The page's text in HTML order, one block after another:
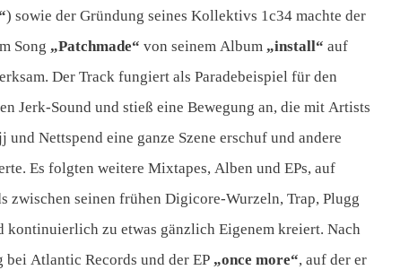
) sowie der Gründung seines Kollektivs 1c34 machte der
Song „Patchmade“ von seinem Album „install“ auf
Der Track fungiert als Paradebeispiel für den
Jerk-Sound und stieß eine Bewegung an, die mit Artists
Nettspend eine ganze Szene erschuf und andere
Es folgten weitere Mixtapes, Alben und EPs, auf
zwischen seinen frühen Digicore-Wurzeln, Trap, Plugg
kontinuierlich zu etwas gänzlich Eigenem kreiert. Nach
Atlantic Records und der EP „once more“, auf der er